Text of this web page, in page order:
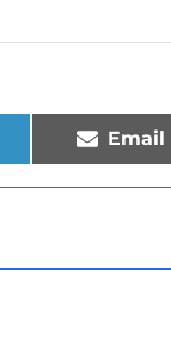
Email